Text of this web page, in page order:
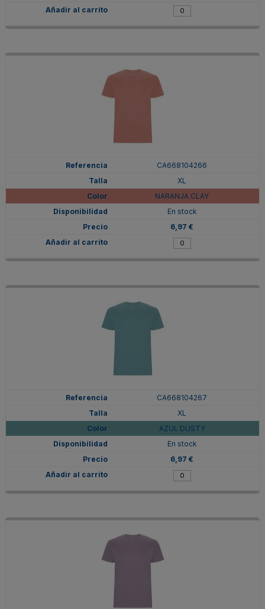
CA668104266
XL
NARANJA CLAY
En stock
6,97 €
CA668104267
XL
AZUL DUSTY
En stock
6,97 €